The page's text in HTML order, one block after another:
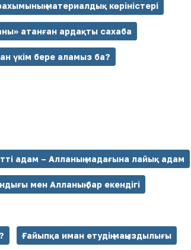
материалдық көріністері
атанған ардақты сахаба
үкім бере аламыз ба?
адам – Алланың мадағына лайық адам
мен Алланың бар екендігі
Ғайыпқа иман етудің маңыздылығы